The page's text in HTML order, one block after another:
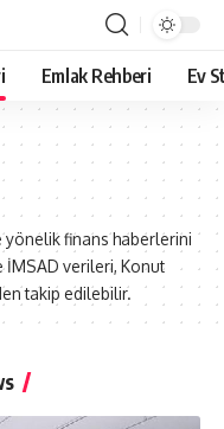
Emlak Rehberi Ev
yönelik finans haberlerini
İMSAD verileri, Konut
takip edilebilir.